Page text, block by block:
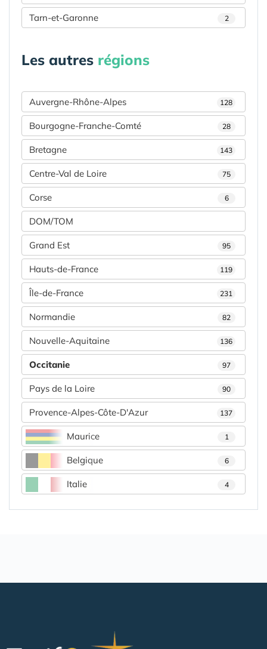
Tarn-et-Garonne 2
Les autres régions
Auvergne-Rhône-Alpes 128
Bourgogne-Franche-Comté 28
Bretagne 143
Centre-Val de Loire 75
Corse 6
DOM/TOM
Grand Est 95
Hauts-de-France 119
Île-de-France 231
Normandie 82
Nouvelle-Aquitaine 136
Occitanie 97
Pays de la Loire 90
Provence-Alpes-Côte-D'Azur 137
Maurice 1
Belgique 6
Italie 4